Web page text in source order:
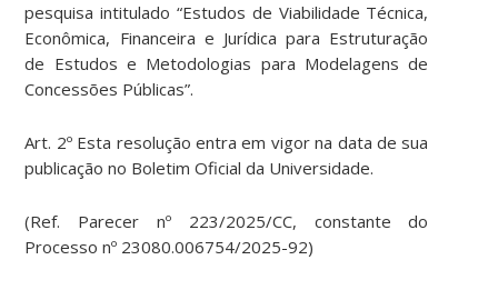
pesquisa intitulado “Estudos de Viabilidade Técnica,
Econômica, Financeira e Jurídica para Estruturação
de Estudos e Metodologias para Modelagens de
Concessões Públicas”.
Art. 2º Esta resolução entra em vigor na data de sua
publicação no Boletim Oficial da Universidade.
(Ref. Parecer nº 223/2025/CC, constante do
Processo nº 23080.006754/2025-92)